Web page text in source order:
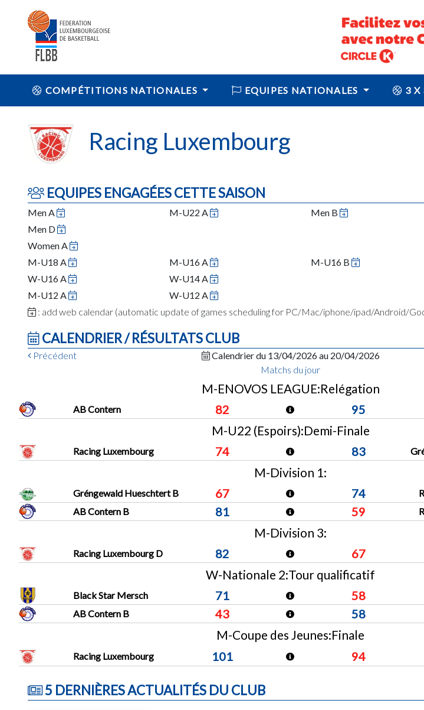
COMPÉTITIONS NATIONALES EQUIPES NATIONALES 3 X
Racing Luxembourg
EQUIPES ENGAGÉES CETTE SAISON
Men A M-U22 A Men B
Men D
Women A
M-U18 A
M-U16 A M-U16 B
W-U16 A
W-U14 A
M-U12 A
W-U12 A
: add web calendar (automatic update of games scheduling for PC/Mac/iphone/ipad/Android/
CALENDRIER / RÉSULTATS CLUB
Précédent Calendrier du 13/04/2026 au 20/04/2026
Matchs du jour
M-ENOVOS LEAGUE:Relégation
AB Contern 82 95
M-U22 (Espoirs):Demi-Finale
Racing Luxembourg 74 83
M-Division 1:
Gréngewald Hueschtert B 67 74
AB Contern B
81 59
M-Division 3:
Racing Luxembourg D 82 67
W-Nationale 2:Tour qualificatif
Black Star Mersch 71 58
AB Contern B
43 58
M-Coupe des Jeunes:Finale
Racing Luxembourg 101 94
5 DERNIÈRES ACTUALITÉS DU CLUB